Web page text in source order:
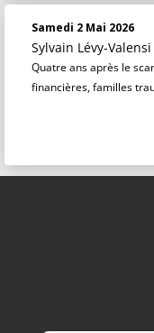
Samedi 2 Mai 2026
Sylvain Lévy-Valensi
Quatre ans après le
financières, familles